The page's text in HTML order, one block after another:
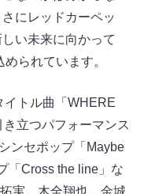
にレッドカーペッ
い未来に向かって
られています。
イトル曲「WHERE
立つパフォーマンス
ンセポップ「Maybe
「Cross the line」な
実、木全翔也、金城